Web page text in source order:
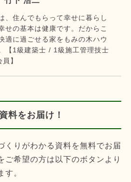
、住んでもらって幸せに暮らし
せの基本は健康です。だからこ
適に過ごせる家をもみの木ハウ
【1級建築士 / 1級施工管理技士
】
料をお届け！
くりがわかる資料を無料でお届
ご希望の方は以下のボタンより
す。